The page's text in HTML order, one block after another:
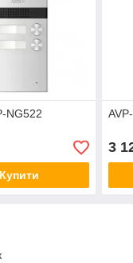
NG522
Купити
3